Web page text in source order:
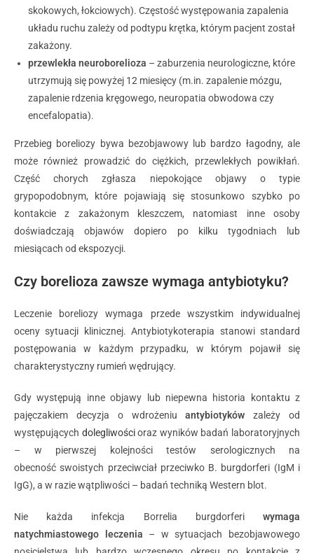
skokowych, łokciowych). Częstość występowania zapalenia
układu ruchu zależy od podtypu krętka, którym pacjent został
zakażony.
przewlekła neuroborelioza – zaburzenia neurologiczne, które
utrzymują się powyżej 12 miesięcy (m.in. zapalenie mózgu,
zapalenie rdzenia kręgowego, neuropatia obwodowa czy
encefalopatia).
Przebieg boreliozy bywa bezobjawowy lub bardzo łagodny, ale
może również prowadzić do ciężkich, przewlekłych powikłań.
Część chorych zgłasza niepokojące objawy o typie
grypopodobnym, które pojawiają się stosunkowo szybko po
kontakcie z zakażonym kleszczem, natomiast inne osoby
doświadczają objawów dopiero po kilku tygodniach lub
miesiącach od ekspozycji.
Czy borelioza zawsze wymaga antybiotyku?
Leczenie boreliozy wymaga przede wszystkim indywidualnej
oceny sytuacji klinicznej. Antybiotykoterapia stanowi standard
postępowania w każdym przypadku, w którym pojawił się
charakterystyczny rumień wędrujący.
Gdy występują inne objawy lub niepewna historia kontaktu z
pajęczakiem decyzja o wdrożeniuantybiotyków zależy od
występujących dolegliwościoraz wyników badań laboratoryjnych
– w pierwszej kolejności testów serologicznych na
obecność swoistych przeciwciał przeciwko B. burgdorferi (IgM i
IgG), a w razie wątpliwości – badań techniką Western blot.
Nie każda infekcja Borrelia burgdorferi wymaga
natychmiastowego leczenia – w sytuacjach bezobjawowego